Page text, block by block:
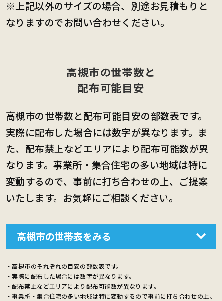
※上記以外のサイズの場合、別途お見積もりと
なりますのでお問い合わせください。
高槻市の世帯数と
配布可能目安
高槻市の世帯数と配布可能目安の部数表です。
実際に配布した場合には数字が異なります。ま
た、配布禁止などエリアにより配布可能数が異
なります。事業所・集合住宅の多い地域は特に
変動するので、事前に打ち合わせの上、ご提案
いたします。お気軽にご相談ください。
高槻市の世帯表をみる
・高槻市のそれぞれの目安の部数表です。
・実際に配布した場合には数字が異なります。
・配布禁止などエリアにより配布可能数が異なります。
・事業所・集合住宅の多い地域は特に変動するので事前に打ち合わせの上、